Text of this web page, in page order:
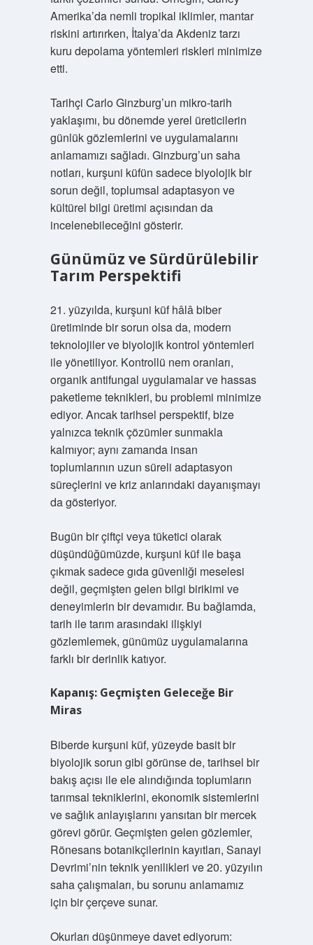
Amerika’da nemli tropikal iklimler, mantar
riskini artırırken, İtalya’da Akdeniz tarzı
kuru depolama yöntemleri riskleri minimize
etti.
Tarihçi Carlo Ginzburg’un mikro-tarih
yaklaşımı, bu dönemde yerel üreticilerin
günlük gözlemlerini ve uygulamalarını
anlamamızı sağladı. Ginzburg’un saha
notları, kurşuni küfün sadece biyolojik bir
sorun değil, toplumsal adaptasyon ve
kültürel bilgi üretimi açısından da
incelenebileceğini gösterir.
Günümüz ve Sürdürülebilir
Tarım Perspektifi
21. yüzyılda, kurşuni küf hâlâ biber
üretiminde bir sorun olsa da, modern
teknolojiler ve biyolojik kontrol yöntemleri
ile yönetiliyor. Kontrollü nem oranları,
organik antifungal uygulamalar ve hassas
paketleme teknikleri, bu problemi minimize
ediyor. Ancak tarihsel perspektif, bize
yalnızca teknik çözümler sunmakla
kalmıyor; aynı zamanda insan
toplumlarının uzun süreli adaptasyon
süreçlerini ve kriz anlarındaki dayanışmayı
da gösteriyor.
Bugün bir çiftçi veya tüketici olarak
düşündüğümüzde, kurşuni küf ile başa
çıkmak sadece gıda güvenliği meselesi
değil, geçmişten gelen bilgi birikimi ve
deneyimlerin bir devamıdır. Bu bağlamda,
tarih ile tarım arasındaki ilişkiyi
gözlemlemek, günümüz uygulamalarına
farklı bir derinlik katıyor.
Kapanış: Geçmişten Geleceğe Bir
Miras
Biberde kurşuni küf, yüzeyde basit bir
biyolojik sorun gibi görünse de, tarihsel bir
bakış açısı ile ele alındığında toplumların
tarımsal tekniklerini, ekonomik sistemlerini
ve sağlık anlayışlarını yansıtan bir mercek
görevi görür. Geçmişten gelen gözlemler,
Rönesans botanikçilerinin kayıtları, Sanayi
Devrimi’nin teknik yenilikleri ve 20. yüzyılın
saha çalışmaları, bu sorunu anlamamız
için bir çerçeve sunar.
Okurları düşünmeye davet ediyorum: